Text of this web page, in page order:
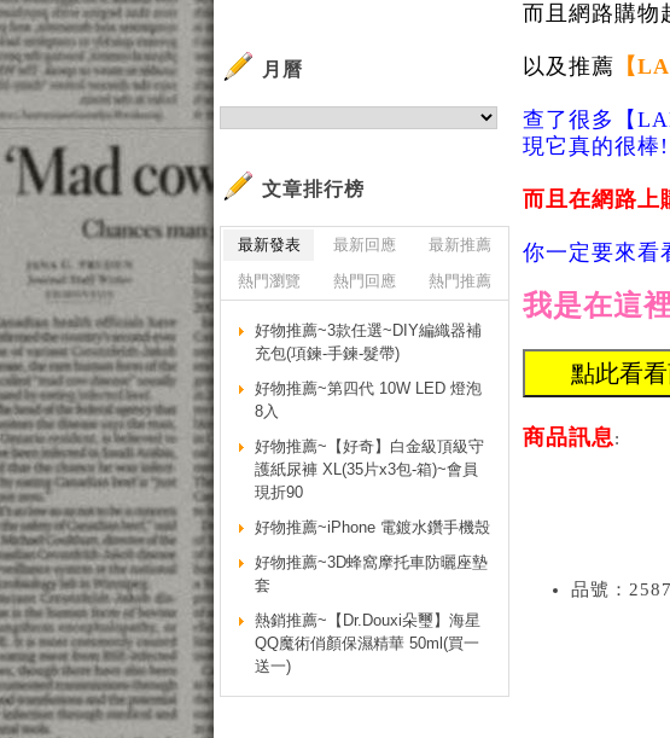
而且網路購物
以及推薦 【
查了很多【
現它真的很棒
而且在網路上
你一定要來看
我是在這
商品訊息:
品號：
月曆
文章排行榜
最新發表 最新回應
最新推薦
熱門瀏覽
熱門回應 熱門推薦
好物推薦~3款任選~DIY編織器補
充包(項鍊-手鍊-髮帶)
好物推薦~第四代 10W LED 燈泡
8入
好物推薦~【好奇】白金級頂級守
護紙尿褲 XL(35片x3包-箱)~會員
現折90
好物推薦~iPhone 電鍍水鑽手機殼
好物推薦~3D蜂窩摩托車防曬座墊
套
熱銷推薦~【Dr.Douxi朵璽】海星
QQ魔術俏顏保濕精華 50ml(買一
送一)